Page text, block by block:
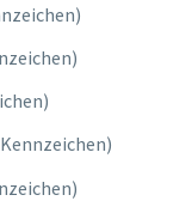
Kennzeichen)